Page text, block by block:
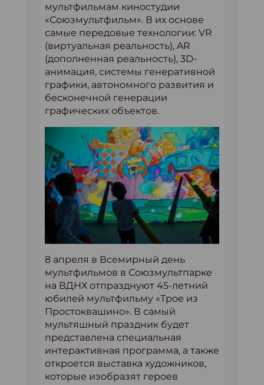
мультфильмам киностудии
«Союзмультфильм». В их основе
самые передовые технологии: VR
(виртуальная реальность), AR
(дополненная реальность), 3D-
анимация, системы генеративной
графики, автономного развития и
бесконечной генерации
графических объектов.
8 апреля в Всемирный день
мультфильмов в Союзмультпарке
на ВДНХ отпразднуют 45-летний
юбилей мультфильму «Трое из
Простоквашино». В самый
мультяшный праздник будет
представлена специальная
интерактивная программа, а также
откроется выставка художников,
которые изобразят героев